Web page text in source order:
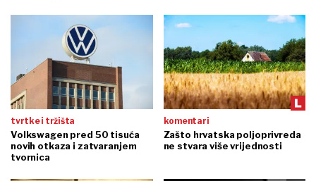
tvrtke i tržišta
Volkswagen pred 50 tisuća
novih otkaza i zatvaranjem
tvornica
komentari
Zašto hrvatska poljoprivreda
ne stvara više vrijednosti